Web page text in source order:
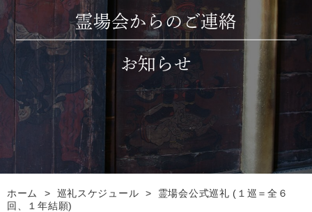
霊場会からのご連絡
お知らせ
ホーム > 巡礼スケジュール > 霊場会公式巡礼 (１巡＝全６
回、１年結願)